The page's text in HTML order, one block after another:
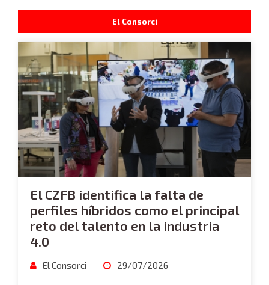
El Consorci
El CZFB identifica la falta de
perfiles híbridos como el principal
reto del talento en la industria
4.0
El Consorci 29/07/2026